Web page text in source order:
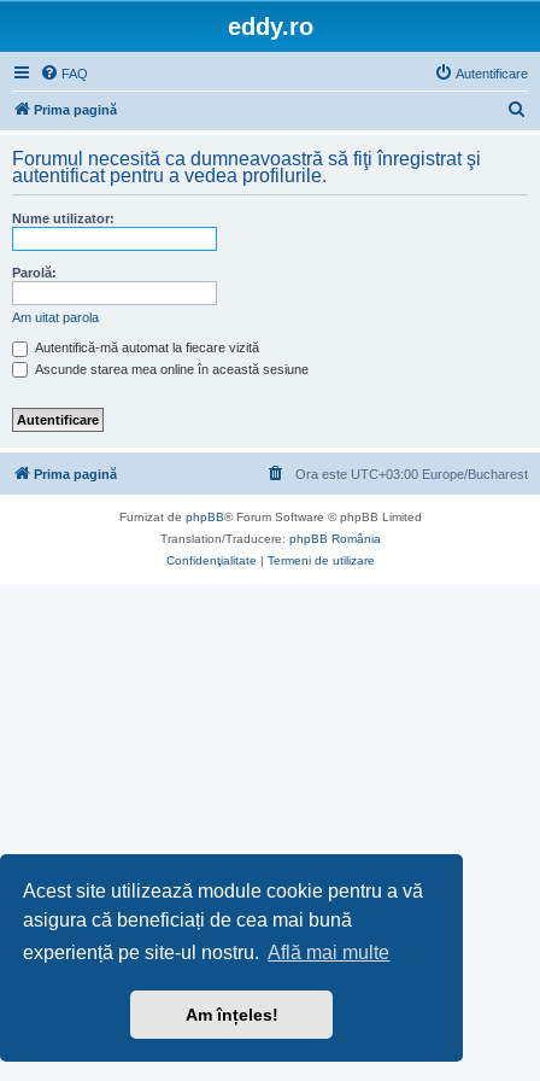
Acest site utilizează module cookie pentru a vă
asigura că beneficiați de cea mai bună
experiență pe site-ul nostru. Află mai multe
Am înțeles!
eddy.ro
FAQ Autentificare
Prima pagină
t
Forumul necesită ca dumneavoastră să fiţi înregistrat şi
autentificat pentru a vedea profilurile.
Nume utilizator:
Parolă:
Am uitat parola
Autentifică-mă automat la fiecare vizită
Ascunde starea mea online în această sesiune
Prima pagină Ora este UTC+03:00 Europe/Bucharest
Furnizat de phpBB® Forum Software © phpBB Limited
Translation/Traducere: phpBB România
Confidenţialitate | Termeni de utilizare